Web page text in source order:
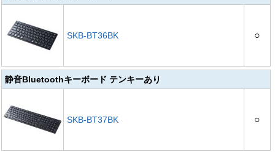
SKB-BT36BK ○
静音Bluetoothキーボード テンキーあり
SKB-BT37BK ○